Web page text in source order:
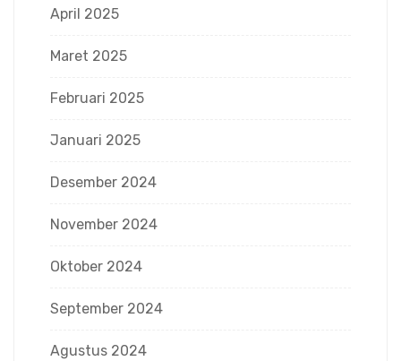
April 2025
Maret 2025
Februari 2025
Januari 2025
Desember 2024
November 2024
Oktober 2024
September 2024
Agustus 2024